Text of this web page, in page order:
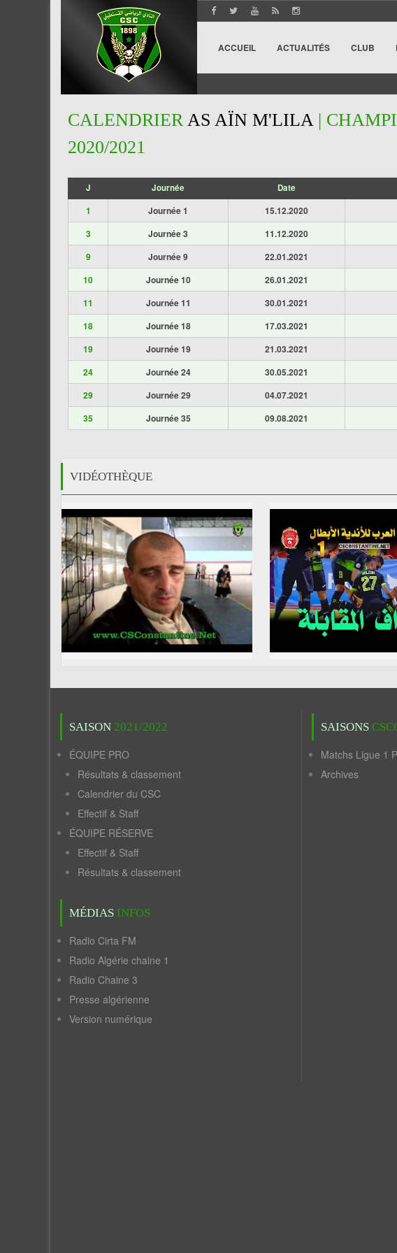
ACCUEIL ACTUALITÉS CLUB
CALENDRIERAS AÏN M'LILA|
2020/2021
J Journée Date
1 Journée 1 15.12.2020
3
Journée 3 11.12.2020
9
Journée 9 22.01.2021
10
Journée 10 26.01.2021
11
Journée 11 30.01.2021
18
Journée 18 17.03.2021
19
Journée 19 21.03.2021
24
Journée 24 30.05.2021
29
Journée 29 04.07.2021
35
Journée 35 09.08.2021
VIDÉOTHÈQUE
SAISON 2021/2022
ÉQUIPE PRO
Résultats & classement
Calendrier du CSC
Effectif & Staff
ÉQUIPE RÉSERVE
Effectif & Staff
Résultats & classement
MÉDIAS INFOS
Radio Cirta FM
Radio Algérie chaine 1
Radio Chaine 3
Presse algérienne
Version numérique
SAISONS
Matchs Ligue 1
Archives